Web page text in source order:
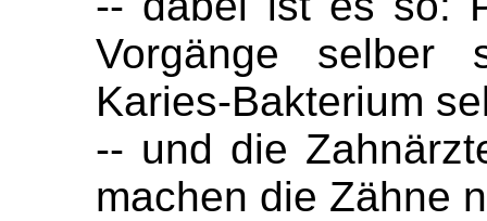
Vorgänge selber
Karies-Bakterium
-- und die
machen die Zähne